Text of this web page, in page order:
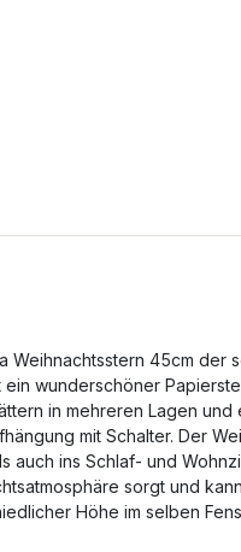
Weihnachtsstern 45cm der
ein wunderschöner
in mehreren Lagen und
mit Schalter. Der
auch ins Schlaf- und
sorgt und
Höhe im selben